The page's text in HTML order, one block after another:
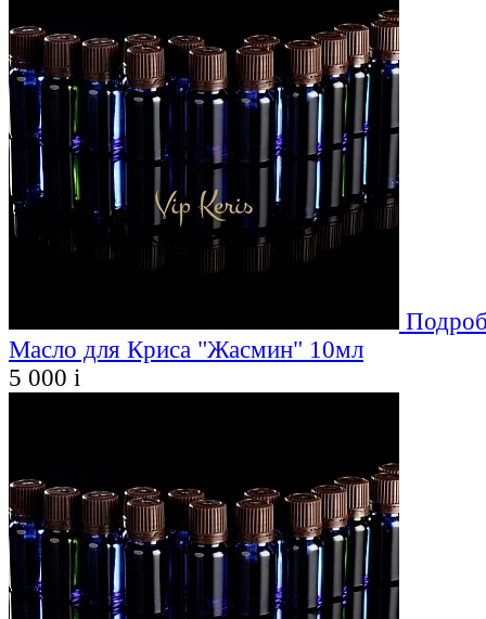
Масло для Криса "Жасмин" 10мл
5 000 i